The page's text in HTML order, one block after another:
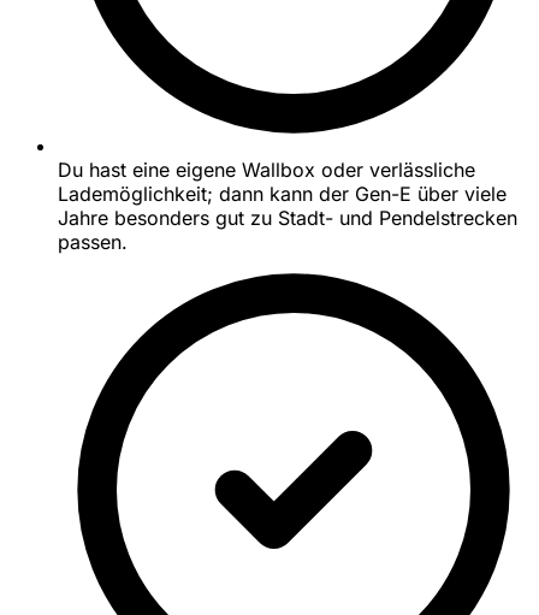
Du hast eine eigene Wallbox oder verlässliche
Lademöglichkeit; dann kann der Gen-E über viele
Jahre besonders gut zu Stadt- und Pendelstrecken
passen.